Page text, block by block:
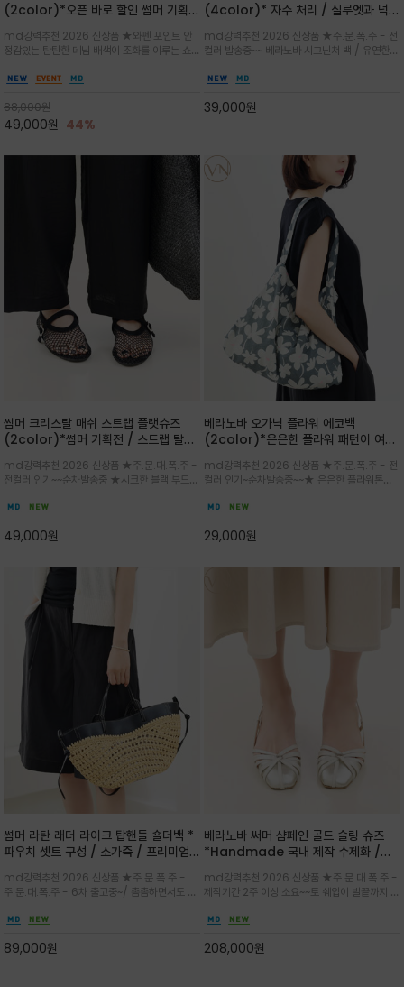
(2color)*오픈 바로 할인 썸머 기획
말 모임룩, 여행룩까지 ~
md강력추천 2026 신상품 ★와펜 포인트 안
정감있는 탄탄한 데님 배색이 조화를 이루는 쇼
클래식한 네이비·아이보리 스트라이프와 산뜻한
88,000원
49,000원 44%
(4color)* 자수 처리 / 실루엣과 넉넉
셜 숄더백
md강력추천 2026 신상품 ★주.문.폭.주 - 전
컬러 발송중~~ 베라노바 시그닌쳐 백 / 유연한
설계로 어깨의 피로도를 낮춰 편안한 착용/가볍
리 숄더백
39,000원
썸머 크리스탈 매쉬 스트랩 플랫슈즈
(2color)*썸머 기획전 / 스트랩 탈착
세한 메쉬 짜임 위로 은은하게 반짝이는
크리스탈 디테일을 더한 플랫슈즈
md강력추천 2026 신상품 ★주.문.대.폭.주 -
전컬러 인기~~순차발송중 ★시크한 블랙 부드러
하게 좋으며 가볍고 시원해 데일리 만능 아이템 /
49,000원
베라노바 오가닉 플라워 에코백
(2color)*은은한 플라워 패턴이 여름
코백
md강력추천 2026 신상품 ★주.문.폭.주 - 전
컬러 인기~순차발송중~~★ 은은한 플라워톤이
고급스럽게 내추럴한 감성의 천연 오가닉 코튼소
해져 완성
29,000원
썸머 라탄 래더 라이크 탑핸들 숄더백 *
파우치 셋트 구성 / 소가죽 / 프리미엄
라이크 배색이 조화롭게 어우러진 탑핸
들 숄더백
md강력추천 2026 신상품 ★주.문.폭.주 -
주.문.대.폭.주 - 6차 출고중~/ 촘촘하면서도 입
만들며 부드러운 곡선의 바스켓 실루엣에 넉넉한
양한 연출이
89,000원
베라노바 써머 샴페인 골드 슬링 슈즈
*Handmade 국내 제작 수제화 /은
스럽게 밝혀주는 슬링백 플랫슈
md강력추천 2026 신상품 ★주.문.대.폭.주 -
제작기간 2주 이상 소요~~토 쉐입이 발끝까지 세
끔한 디자인과 베이직한 컬러감으로 높은 활용도
일까지 두루 잘 어울리는 활2
208,000원